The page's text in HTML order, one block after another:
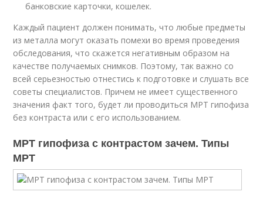
банковские карточки, кошелек.
Каждый пациент должен понимать, что любые предметы
из металла могут оказать помехи во время проведения
обследования, что скажется негативным образом на
качестве получаемых снимков. Поэтому, так важно со
всей серьезностью отнестись к подготовке и слушать все
советы специалистов. Причем не имеет существенного
значения факт того, будет ли проводиться МРТ гипофиза
без контраста или с его использованием.
МРТ гипофиза с контрастом зачем. Типы
МРТ